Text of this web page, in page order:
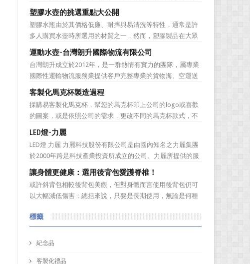
並營造「樂在其中」的工作氛圍，務求成為莘莘學子嚮往，
優秀人才聚集，校友引以為傲，社會高度認同的國際知名一
流大學。 中山大學圖書館圖書與資訊處訂製了 糖果色多層搭
扣文件夾 和 ...
塑膠水壺的挑選重點大公開
塑膠水瓶由於其價格低廉、耐摔與易清洗等特性，通常是許
多人購買水壺時所選用的材質之一，然而，塑膠製品在大眾
的印象中較容易會有毒素產生，這次，採購易將於您分享關
於選購塑膠水壺時需要注意的地方。 重點一、塑膠編號的
選擇 這裡的塑膠編號高低不是指耐熱程度，而是指不同塑
料材質的編號...
運動水壺-台灣朗升國際物流有限公司
台灣朗升成立於2012年，是一群熱情有實力的團隊，屬專業
國際性運輸物流服務業提供客戶完整專業的貨物海、空運送
服務。服務網遍及全球。秉持”我們用心、 客戶放心”的經營
理念，提供專業、負責、安全、便捷及熱忱的優良服務品
質。多樣式的服務項目滿足您全球化擴展商機的腳步，並可
依客戶之需求提...
客製化馬克杯製造過程
採購易客製化馬克杯，幫您的馬克杯印上公司的logo或喜歡
的圖案，或是依照公司的需求，更改不同的馬克杯款式，不
管是馬克杯是高矮胖瘦，採購易都能為您客製化馬克杯，製
作一款獨一無二的樣式，但是製作一個馬克杯需要花費多久
的時間呢？相信您看完採購易介紹後，內心也會蠢蠢欲動的
想去手拉坏體驗館...
LED燈-力麗
LED燈 力麗 力麗科技股份有限公司是由國內知名之力麗集團
於2000年跨足科技產業投資所成立的公司。力麗所提供的服
務有：軟體開發、協助企業補助計畫、資安產品代理、資訊
整合服務、解抉方案、資訊安全、儲存系統，網路規劃等加
值服務！ 作為科技公司，訂購禮品又怎能普普通...
讓身體更健康：選用後背包愛護脊椎！
或許斜背包相較後背包美觀，但對身體而言使用後背包仍可
以大幅減低傷害；總括來說，只要是長期使用，無論是何種
勢、先天促量的產品設計等因素都有可能造成使用時的隱性
傷害！ 但若現在開始採用對身體較為輕鬆的後背包即可早日
拯救身體的脊椎。可將...
標籤
紀念品
客製化禮品